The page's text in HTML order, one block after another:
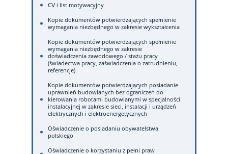
CV i list motywacyjny
Kopie dokumentów potwierdzających spełnienie
wymagania niezbędnego w zakresie wykształcenia
Kopie dokumentów potwierdzających spełnienie
wymagania niezbędnego w zakresie
doświadczenia zawodowego / stażu pracy
(świadectwa pracy, zaświadczenia o zatrudnieniu,
referencje)
Kopie dokumentów potwierdzających posiadanie
uprawnień budowlanych bez ograniczeń do
kierowania robotami budowlanymi w specjalności
instalacyjnej w zakresie sieci, instalacji i urządzeń
elektrycznych i elektroenergetycznych
Oświadczenie o posiadaniu obywatelstwa
polskiego
Oświadczenie o korzystaniu z pełni praw